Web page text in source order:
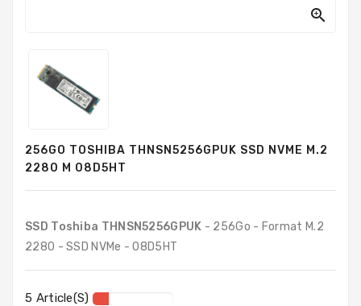
Processeurs
Mémoires
Disques
Durs
PC
Portables

256GO TOSHIBA THNSN5256GPUK SSD NVME M.2
2280 M 08D5HT
SSD Toshiba THNSN5256GPUK - 256Go - Format M.2
2280 - SSD NVMe - 08D5HT
5 Article(s)